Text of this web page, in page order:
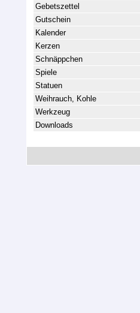
Gebetszettel
Gutschein
Kalender
Kerzen
Schnäppchen
Spiele
Statuen
Weihrauch, Kohle
Werkzeug
Downloads